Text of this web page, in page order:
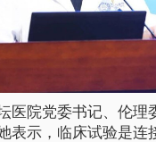
医院党委书记、伦理
表示，临床试验是连